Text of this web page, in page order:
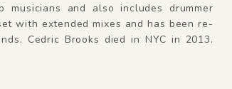
musicians and also includes drummer
with extended mixes and has been re-
Cedric Brooks died in NYC in 2013.